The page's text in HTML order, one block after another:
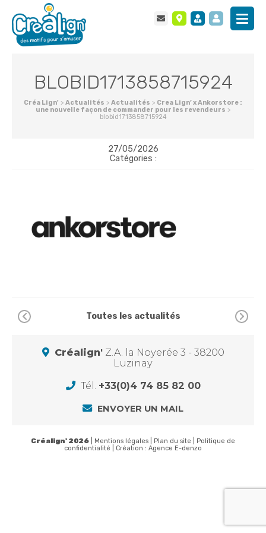
BLOBID1713858715924
Créa Lign' > Actualités > Actualités > Crea Lign’ x Ankorstore :
une nouvelle façon de commander pour les revendeurs >
blobid1713858715924
27/05/2026
Catégories :
Toutes les actualités
Créalign'Z.A. la Noyerée 3 - 38200
Luzinay
Tél. +33(0)4 74 85 82 00
ENVOYER UN MAIL
Créalign' 2026 Mentions légales Plan du site
Politique de
confidentialité | Création : Agence E-denzo